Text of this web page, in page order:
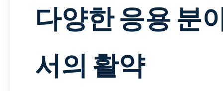
다양한 응용 분
서의 활약